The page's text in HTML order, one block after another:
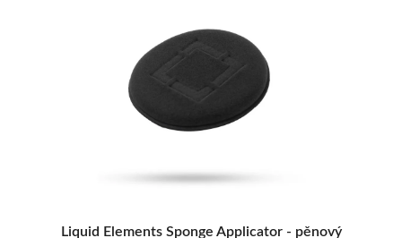
Liquid Elements Sponge Applicator - pěnový